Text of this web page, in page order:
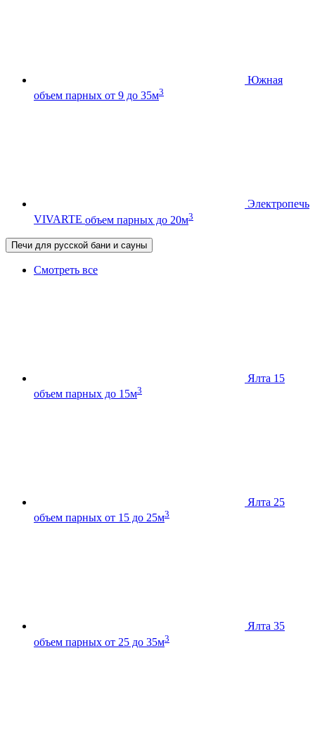
Южная
объем парных от 9 до 35м3
Электропечь
VIVARTE объем парных до 20м3
Печи для русской бани и сауны
Смотреть все
Ялта 15
объем парных до 15м3
Ялта 25
объем парных от 15 до 25м3
Ялта 35
объем парных от 25 до 35м3